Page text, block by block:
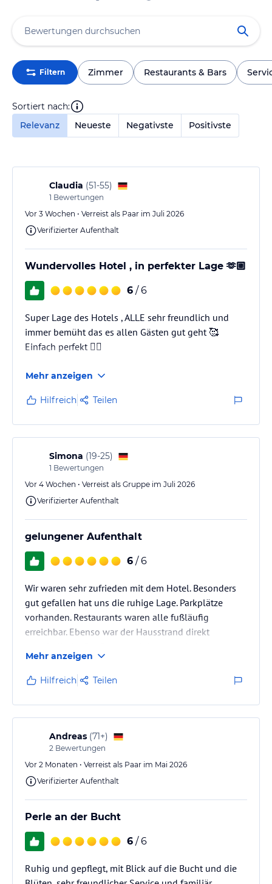
Filtern Zimmer Restaurants & Bars
Sortiert nach:
Relevanz
Neueste Negativste Positivste
Claudia (51-55)
1 Bewertungen
Vor 3 Wochen • Verreist als Paar im Juli 2026
Verifizierter Aufenthalt
Wundervolles Hotel , in perfekter Lage 🫶🏼
6 / 6
Super Lage des Hotels , ALLE sehr freundlich und
immer bemüht das es allen Gästen gut geht 🥰
Einfach perfekt 👍🏻
Mehr anzeigen
Hilfreich Teilen
Simona (19-25)
1 Bewertungen
Vor 4 Wochen • Verreist als Gruppe im Juli 2026
Verifizierter Aufenthalt
gelungener Aufenthalt
6 / 6
Wir waren sehr zufrieden mit dem Hotel. Besonders
gut gefallen hat uns die ruhige Lage. Parkplätze
vorhanden. Restaurants waren alle fußläufig
erreichbar. Ebenso war der Hausstrand direkt
Weiter Buchten und Strände, wie Ammoudi Beach und
Kalypso Beach sind innerhalb 10 Minuten mit dem
Auto erreichbar.
Mehr anzeigen
Hilfreich Teilen
Andreas (71+)
2 Bewertungen
Vor 2 Monaten • Verreist als Paar im Mai 2026
Verifizierter Aufenthalt
Perle an der Bucht
6 / 6
Ruhig und gepflegt, mit Blick auf die Bucht und die